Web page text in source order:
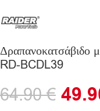
Δραπανοκατσάβιδο
RD-BCDL39
64.90€